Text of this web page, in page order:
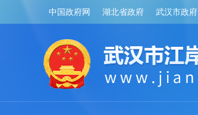
中国政府网 湖北省政府 武汉市政府